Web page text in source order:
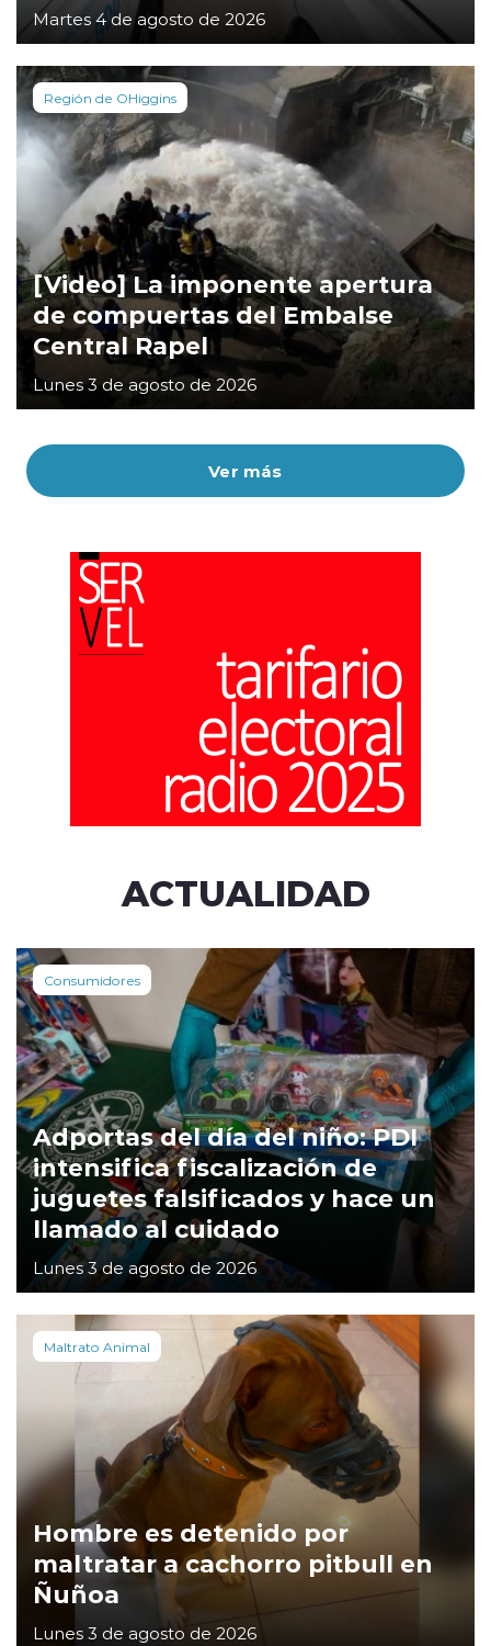
Ver más
Martes 4 de agosto de 2026
Región de OHiggins
[Video] La imponente apertura
de compuertas del Embalse
Central Rapel
Lunes 3 de agosto de 2026
ACTUALIDAD
Consumidores
Adportas del día del niño: PDI
intensifica fiscalización de
juguetes falsificados y hace un
llamado al cuidado
Lunes 3 de agosto de 2026
Maltrato Animal
Hombre es detenido por
maltratar a cachorro pitbull en
Ñuñoa
Lunes 3 de agosto de 2026